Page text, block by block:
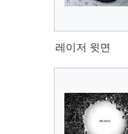
레이저 윗면